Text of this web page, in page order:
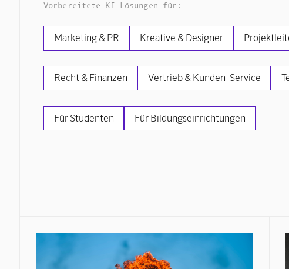
Vorbereitete KI Lösungen für:
Marketing & PR Kreative & Designer
Recht & Finanzen Vertrieb & Kunden-Service
Für Studenten Für Bildungseinrichtungen